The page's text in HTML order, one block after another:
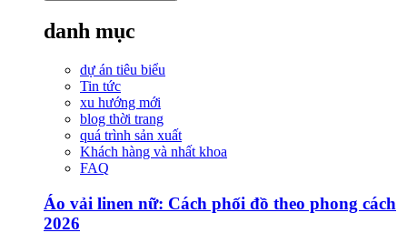
danh mục
dự án tiêu biểu
Tin tức
xu hướng mới
blog thời trang
quá trình sản xuất
Khách hàng và nhất khoa
FAQ
Áo vải linen nữ: Cách phối đồ theo phong cách
2026